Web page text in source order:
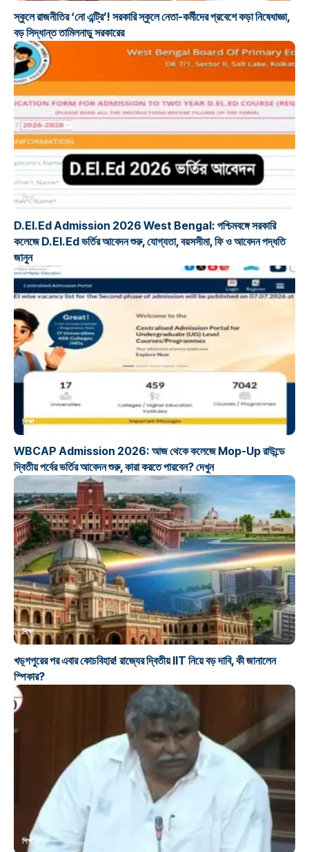
স্কুলে রাজনীতির ‘নো এন্ট্রি’! সরকারি স্কুলে নেতা-কর্মীদের প্রবেশে কড়া নিষেধাজ্ঞা,
বড় সিদ্ধান্ত তামিলনাড়ু সরকারের
শিক্ষা
D.El.Ed Admission 2026 West Bengal: পশ্চিমবঙ্গে সরকারি
কলেজে D.El.Ed ভর্তির আবেদন শুরু, যোগ্যতা, বয়সসীমা, ফি ও আবেদন পদ্ধতি
জানুন
শিক্ষা
WBCAP Admission 2026: আজ থেকে কলেজে Mop-Up রাউন্ডে
দ্বিতীয় পর্বের ভর্তির আবেদন শুরু, কারা করতে পারবেন? দেখুন
শিক্ষা
খড়্গপুরের পর এবার কোচবিহার! রাজ্যের দ্বিতীয় IIT নিয়ে বড় দাবি, কী জানালেন
স্পিকার?
শিক্ষা